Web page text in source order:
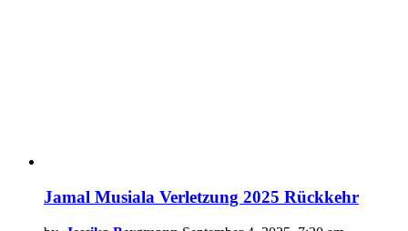
Jamal Musiala Verletzung 2025 Rückkehr